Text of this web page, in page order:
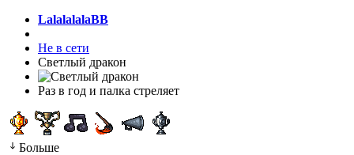
LalalalalaBB
Не в сети
Светлый дракон
Раз в год и палка стреляет
Больше